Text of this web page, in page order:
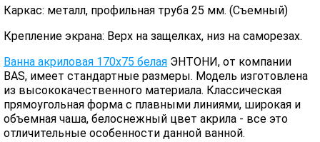
Каркас: металл, профильная труба 25 мм. (Съемный)
Крепление экрана: Верх на защелках, низ на саморезах.
Ванна акриловая 170х75 белая ЭНТОНИ, от компании
BAS, имеет стандартные размеры. Модель изготовлена
из высококачественного материала. Классическая
прямоугольная форма с плавными линиями, широкая и
объемная чаша, белоснежный цвет акрила - все это
отличительные особенности данной ванной.